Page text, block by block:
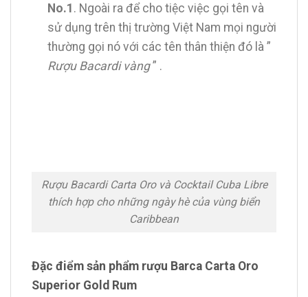
No.1 . Ngoài ra để cho tiệc việc gọi tên và
sử dụng trên thị trường Việt Nam mọi người
thường gọi nó với các tên thân thiện đó là ”
Rượu Bacardi vàng” .
Rượu Bacardi Carta Oro và Cocktail Cuba Libre
thích hợp cho những ngày hè của vùng biển
Caribbean
Đặc điểm sản phẩm rượu Barca Carta Oro
Superior Gold Rum